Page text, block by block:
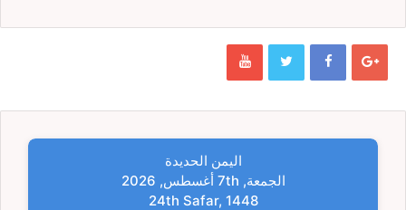
اليمن الحديدة
الجمعة, 7th أغسطس, 2026
24th Safar, 1448